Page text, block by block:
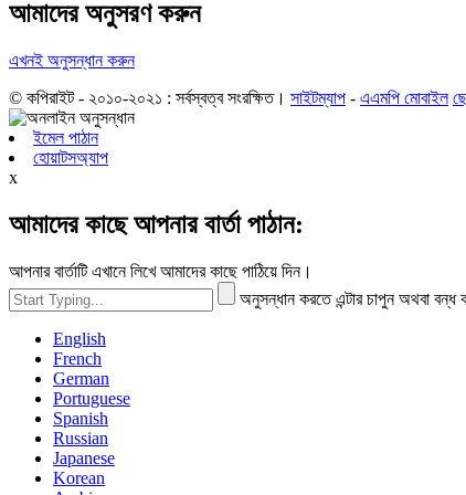
আমাদের অনুসরণ করুন
এখনই অনুসন্ধান করুন
© কপিরাইট - ২০১০-২০২১ : সর্বস্বত্ব সংরক্ষিত। সাইটম্যাপ - এএমপি মোবাইল
ইমেল পাঠান
হোয়াটসঅ্যাপ
x
আমাদের কাছে আপনার বার্তা পাঠান:
আপনার বার্তাটি এখানে লিখে আমাদের কাছে পাঠিয়ে দিন।
অনুসন্ধান করতে এন্টার চাপুন অথবা
English
French
German
Portuguese
Spanish
Russian
Japanese
Korean